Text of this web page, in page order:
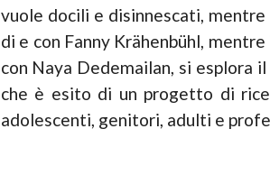
vuole docili e disinnescati,
di e con Fanny Krähenbühl, mentre
con Naya Dedemailan, si esplora
che è esito di un progetto di
adolescenti, genitori, adulti e